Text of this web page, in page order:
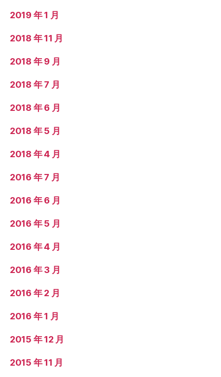
2019 年 1 月
2018 年 11 月
2018 年 9 月
2018 年 7 月
2018 年 6 月
2018 年 5 月
2018 年 4 月
2016 年 7 月
2016 年 6 月
2016 年 5 月
2016 年 4 月
2016 年 3 月
2016 年 2 月
2016 年 1 月
2015 年 12 月
2015 年 11 月